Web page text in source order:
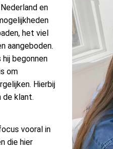
en
het viel
aangeboden.
hij begonnen
om
Hierbij
de klant.
vooral in
die hier